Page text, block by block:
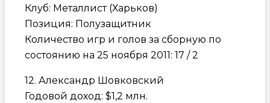
Клуб: Металлист (Харьков)
Позиция: Полузащитник
Количество игр и голов за сборную по
состоянию на 25 ноября 2011: 17 / 2
12. Александр Шовковский
Годовой доход: $1,2 млн.